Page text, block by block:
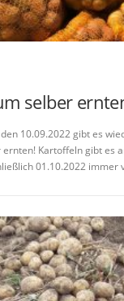
selber
10.09.2022 gibt es
Kartoffeln gibt es
01.10.2022 immer